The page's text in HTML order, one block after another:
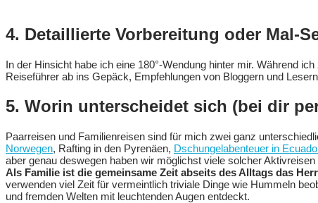
4. Detaillierte Vorbereitung oder Mal-
In der Hinsicht habe ich eine 180°-Wendung hinter mir. Während
Reiseführer ab ins Gepäck, Empfehlungen von Bloggern und
5. Worin unterscheidet sich (bei dir
Paarreisen und Familienreisen sind für mich zwei ganz
Norwegen, Rafting in den Pyrenäen, Dschungelabenteuer in
aber genau deswegen haben wir möglichst viele solcher
Als Familie ist die gemeinsame Zeit abseits des Alltags das
verwenden viel Zeit für vermeintlich triviale Dinge wie Hummeln
und fremden Welten mit leuchtenden Augen entdeckt.